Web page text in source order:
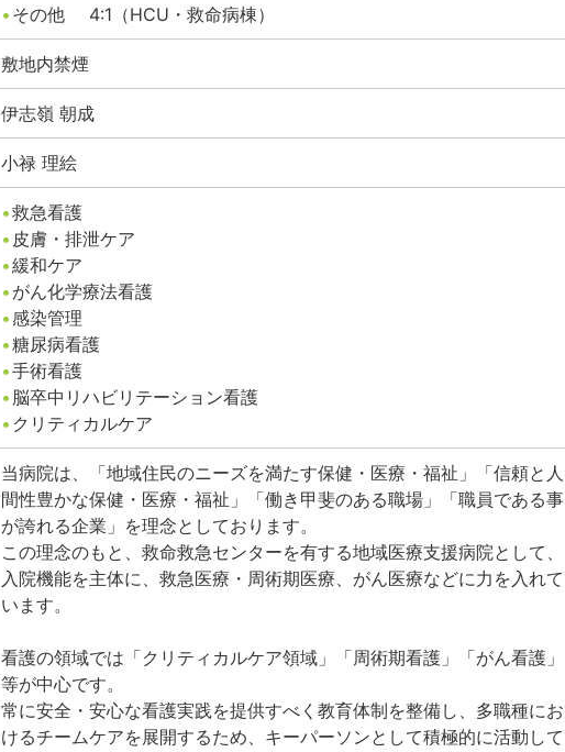
その他
4:1（HCU・救命病棟）
敷地内禁煙
伊志嶺 朝成
小禄 理絵
救急看護
皮膚・排泄ケア
緩和ケア
がん化学療法看護
感染管理
糖尿病看護
手術看護
脳卒中リハビリテーション看護
クリティカルケア
当病院は、「地域住民のニーズを満たす保健・医療・福祉」「信頼と人
間性豊かな保健・医療・福祉」「働き甲斐のある職場」「職員である事
が誇れる企業」を理念としております。
この理念のもと、救命救急センターを有する地域医療支援病院として、
入院機能を主体に、救急医療・周術期医療、がん医療などに力を入れて
います。
看護の領域では「クリティカルケア領域」「周術期看護」「がん看護」
等が中心です。
常に安全・安心な看護実践を提供すべく教育体制を整備し、多職種にお
けるチームケアを展開するため、キーパーソンとして積極的に活動して